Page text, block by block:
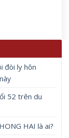
đòi ly hôn
52 trên du
HAI là ai?